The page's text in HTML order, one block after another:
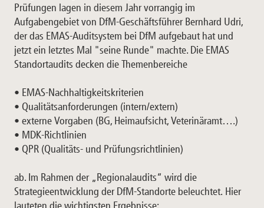
Prüfungen lagen in diesem Jahr vorrangig im
Aufgabengebiet von DfM-Geschäftsführer Bernhard Udri,
der das EMAS-Auditsystem bei DfM aufgebaut hat und
jetzt ein letztes Mal "seine Runde" machte. Die EMAS
Standortaudits decken die Themenbereiche
• EMAS-Nachhaltigkeitskriterien
• Qualitätsanforderungen (intern/extern)
• externe Vorgaben (BG, Heimaufsicht, Veterinäramt….)
• MDK-Richtlinien
• QPR (Qualitäts- und Prüfungsrichtlinien)
ab. Im Rahmen der „Regionalaudits“ wird die
Strategieentwicklung der DfM-Standorte beleuchtet. Hier